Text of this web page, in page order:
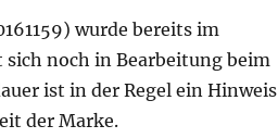
wurde bereits im
noch in Bearbeitung beim
ist in der Regel ein Hinweis
der Marke.